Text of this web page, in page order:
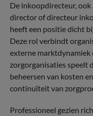
De inkoopdirecteur,
director of directeur
heeft een positie dicht
Deze rol verbindt
externe marktdynamiek
zorgorganisaties speelt
beheersen van kosten
continuïteit van
Professioneel gezien